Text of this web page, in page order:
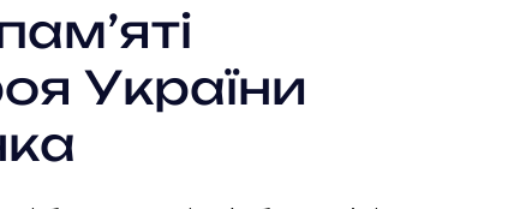
України